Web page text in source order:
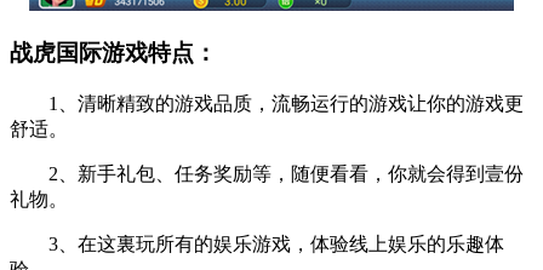
战虎国际游戏特点：
1、清晰精致的游戏品质，流畅运行的游戏让你的游戏更
舒适。
2、新手礼包、任务奖励等，随便看看，你就会得到壹份
礼物。
3、在这裏玩所有的娱乐游戏，体验线上娱乐的乐趣体